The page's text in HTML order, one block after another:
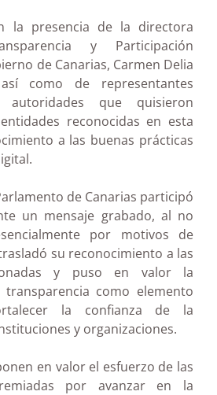
la presencia de la directora
y Participación
de Canarias, Carmen Delia
como de representantes
autoridades que quisieron
reconocidas en esta
a las buenas prácticas
de Canarias participó
un mensaje grabado, al no
por motivos de
su reconocimiento a las
y puso en valor la
como elemento
la confianza de la
y organizaciones.
en valor el esfuerzo de las
por avanzar en la